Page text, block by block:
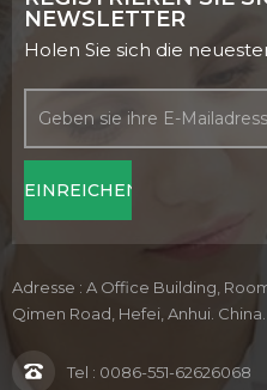
NEWSLETTER
Holen Sie sich die
Adresse : A Office Building,
Qimen Road, Hefei, Anhui.
Tel : 0086-551-62626068